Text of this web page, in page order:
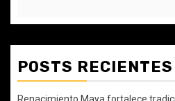
POSTS RECIENTES